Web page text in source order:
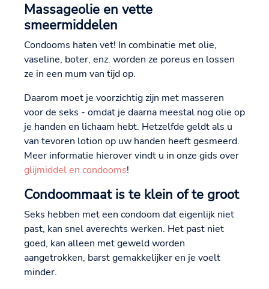
Massageolie en vette
smeermiddelen
Condooms haten vet! In combinatie met olie,
vaseline, boter, enz. worden ze poreus en lossen
ze in een mum van tijd op.
Daarom moet je voorzichtig zijn met masseren
voor de seks - omdat je daarna meestal nog olie op
je handen en lichaam hebt. Hetzelfde geldt als u
van tevoren lotion op uw handen heeft gesmeerd.
Meer informatie hierover vindt u in onze gids over
glijmiddel en condooms!
Condoommaat is te klein of te groot
Seks hebben met een condoom dat eigenlijk niet
past, kan snel averechts werken. Het past niet
goed, kan alleen met geweld worden
aangetrokken, barst gemakkelijker en je voelt
minder.